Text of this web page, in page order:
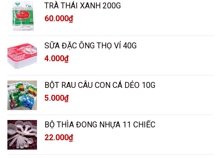
TRÀ THÁI XANH 200G
60.000₫
SỮA ĐẶC ÔNG THỌ VỈ 40G
4.000₫
BỘT RAU CÂU CON CÁ DẺO 10G
5.000₫
BỘ THÌA ĐONG NHỰA 11 CHIẾC
22.000₫